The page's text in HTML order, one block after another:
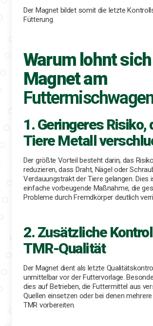
Der Magnet bildet somit die letzte
Fütterung.
Warum lohnt
Magnet am
1. Geringeres Risiko,
Tiere Metall
Der größte Vorteil besteht darin, das
reduzieren, dass Draht, Nägel oder
Verdauungstrakt der Tiere gelangen. Dies
einfache vorbeugende Maßnahme, die
Probleme durch Fremdkörper deutlich
2. Zusätzliche
TMR-Qualität
Der Magnet dient als letzte
unmittelbar vor der Futtervorlage.
dies auf Betrieben, die Futtermittel aus
Quellen einsetzen oder bei denen
TMR vorbereiten.